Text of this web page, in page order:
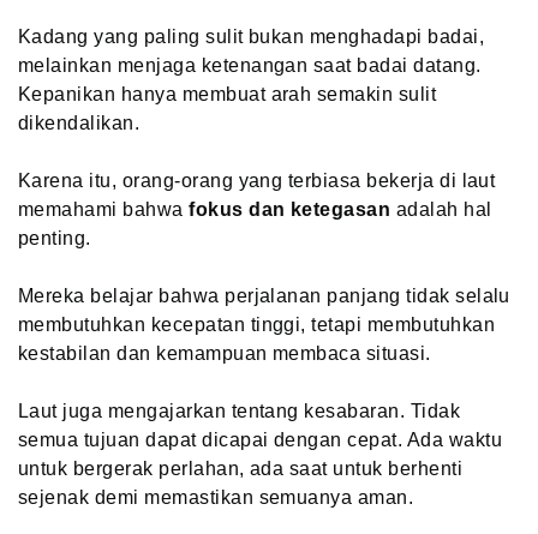
Kadang yang paling sulit bukan menghadapi badai,
melainkan menjaga ketenangan saat badai datang.
Kepanikan hanya membuat arah semakin sulit
dikendalikan.
Karena itu, orang-orang yang terbiasa bekerja di laut
memahami bahwafokus dan ketegasan adalah hal
penting.
Mereka belajar bahwa perjalanan panjang tidak selalu
membutuhkan kecepatan tinggi, tetapi membutuhkan
kestabilan dan kemampuan membaca situasi.
Laut juga mengajarkan tentang kesabaran. Tidak
semua tujuan dapat dicapai dengan cepat. Ada waktu
untuk bergerak perlahan, ada saat untuk berhenti
sejenak demi memastikan semuanya aman.